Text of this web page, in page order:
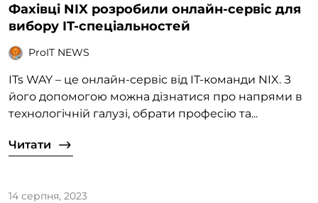
Фахівці NIX розробили онлайн-сервіс для
вибору ІТ-спеціальностей
ProIT NEWS
ITs WAY – це онлайн-сервіс від ІТ-команди NIX. З
його допомогою можна дізнатися про напрями в
технологічній галузі, обрати професію та...
Читати
14 серпня, 2023